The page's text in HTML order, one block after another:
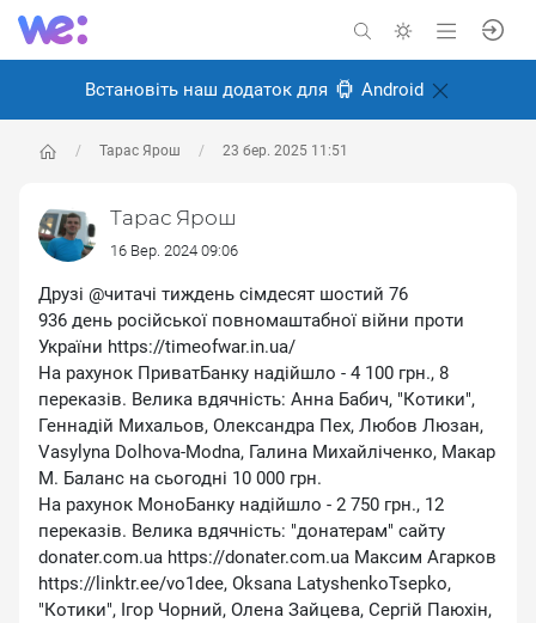
Встановіть наш додаток для Android
Тарас Ярош 23 бер. 2025 11:51
Тарас Ярош
16 Вер. 2024 09:06
Друзі @читачі тиждень сімдесят шостий 76
936 день російської повномаштабної війни проти
України https://timeofwar.in.ua/
На рахунок ПриватБанку надійшло - 4 100 грн., 8
переказів. Велика вдячність: Анна Бабич, ″Котики″,
Геннадій Михальов, Олександра Пех, Любов Люзан,
Vasylyna Dolhova-Modna, Галина Михайліченко, Макар
М. Баланс на сьогодні 10 000 грн.
На рахунок МоноБанку надійшло - 2 750 грн., 12
переказів. Велика вдячність: ″донатерам″ сайту
donater.com.ua https://donater.com.ua Максим Агарков
https://linktr.ee/vo1dee, Oksana LatyshenkoTsepko,
″Котики″, Ігор Чорний, Олена Зайцева, Сергій Паюхін,